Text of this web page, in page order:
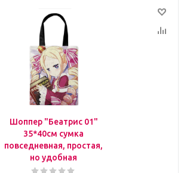
Шоппер "Беатрис 01"
35*40см сумка
повседневная, простая,
но удобная